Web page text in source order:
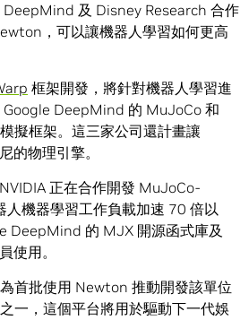
DeepMind 及 Disney Research 合作
，可以讓機器人學習如何更高
框架開發，將針對機器人學習進
DeepMind 的 MuJoCo 和
擬框架。這三家公司還計畫讓
的物理引擎。
正在合作開發 MuJoCo-
機器學習工作負載加速 70 倍以
DeepMind 的 MJX 開源函式庫及
使用。
首批使用 Newton 推動開發該單位
一，這個平台將用於驅動下一代娛